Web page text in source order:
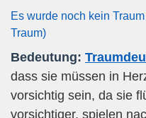
Es wurde noch kein
Traum)
Bedeutung:
dass sie müssen in
vorsichtig sein, da sie
vorsichtiger, spielen